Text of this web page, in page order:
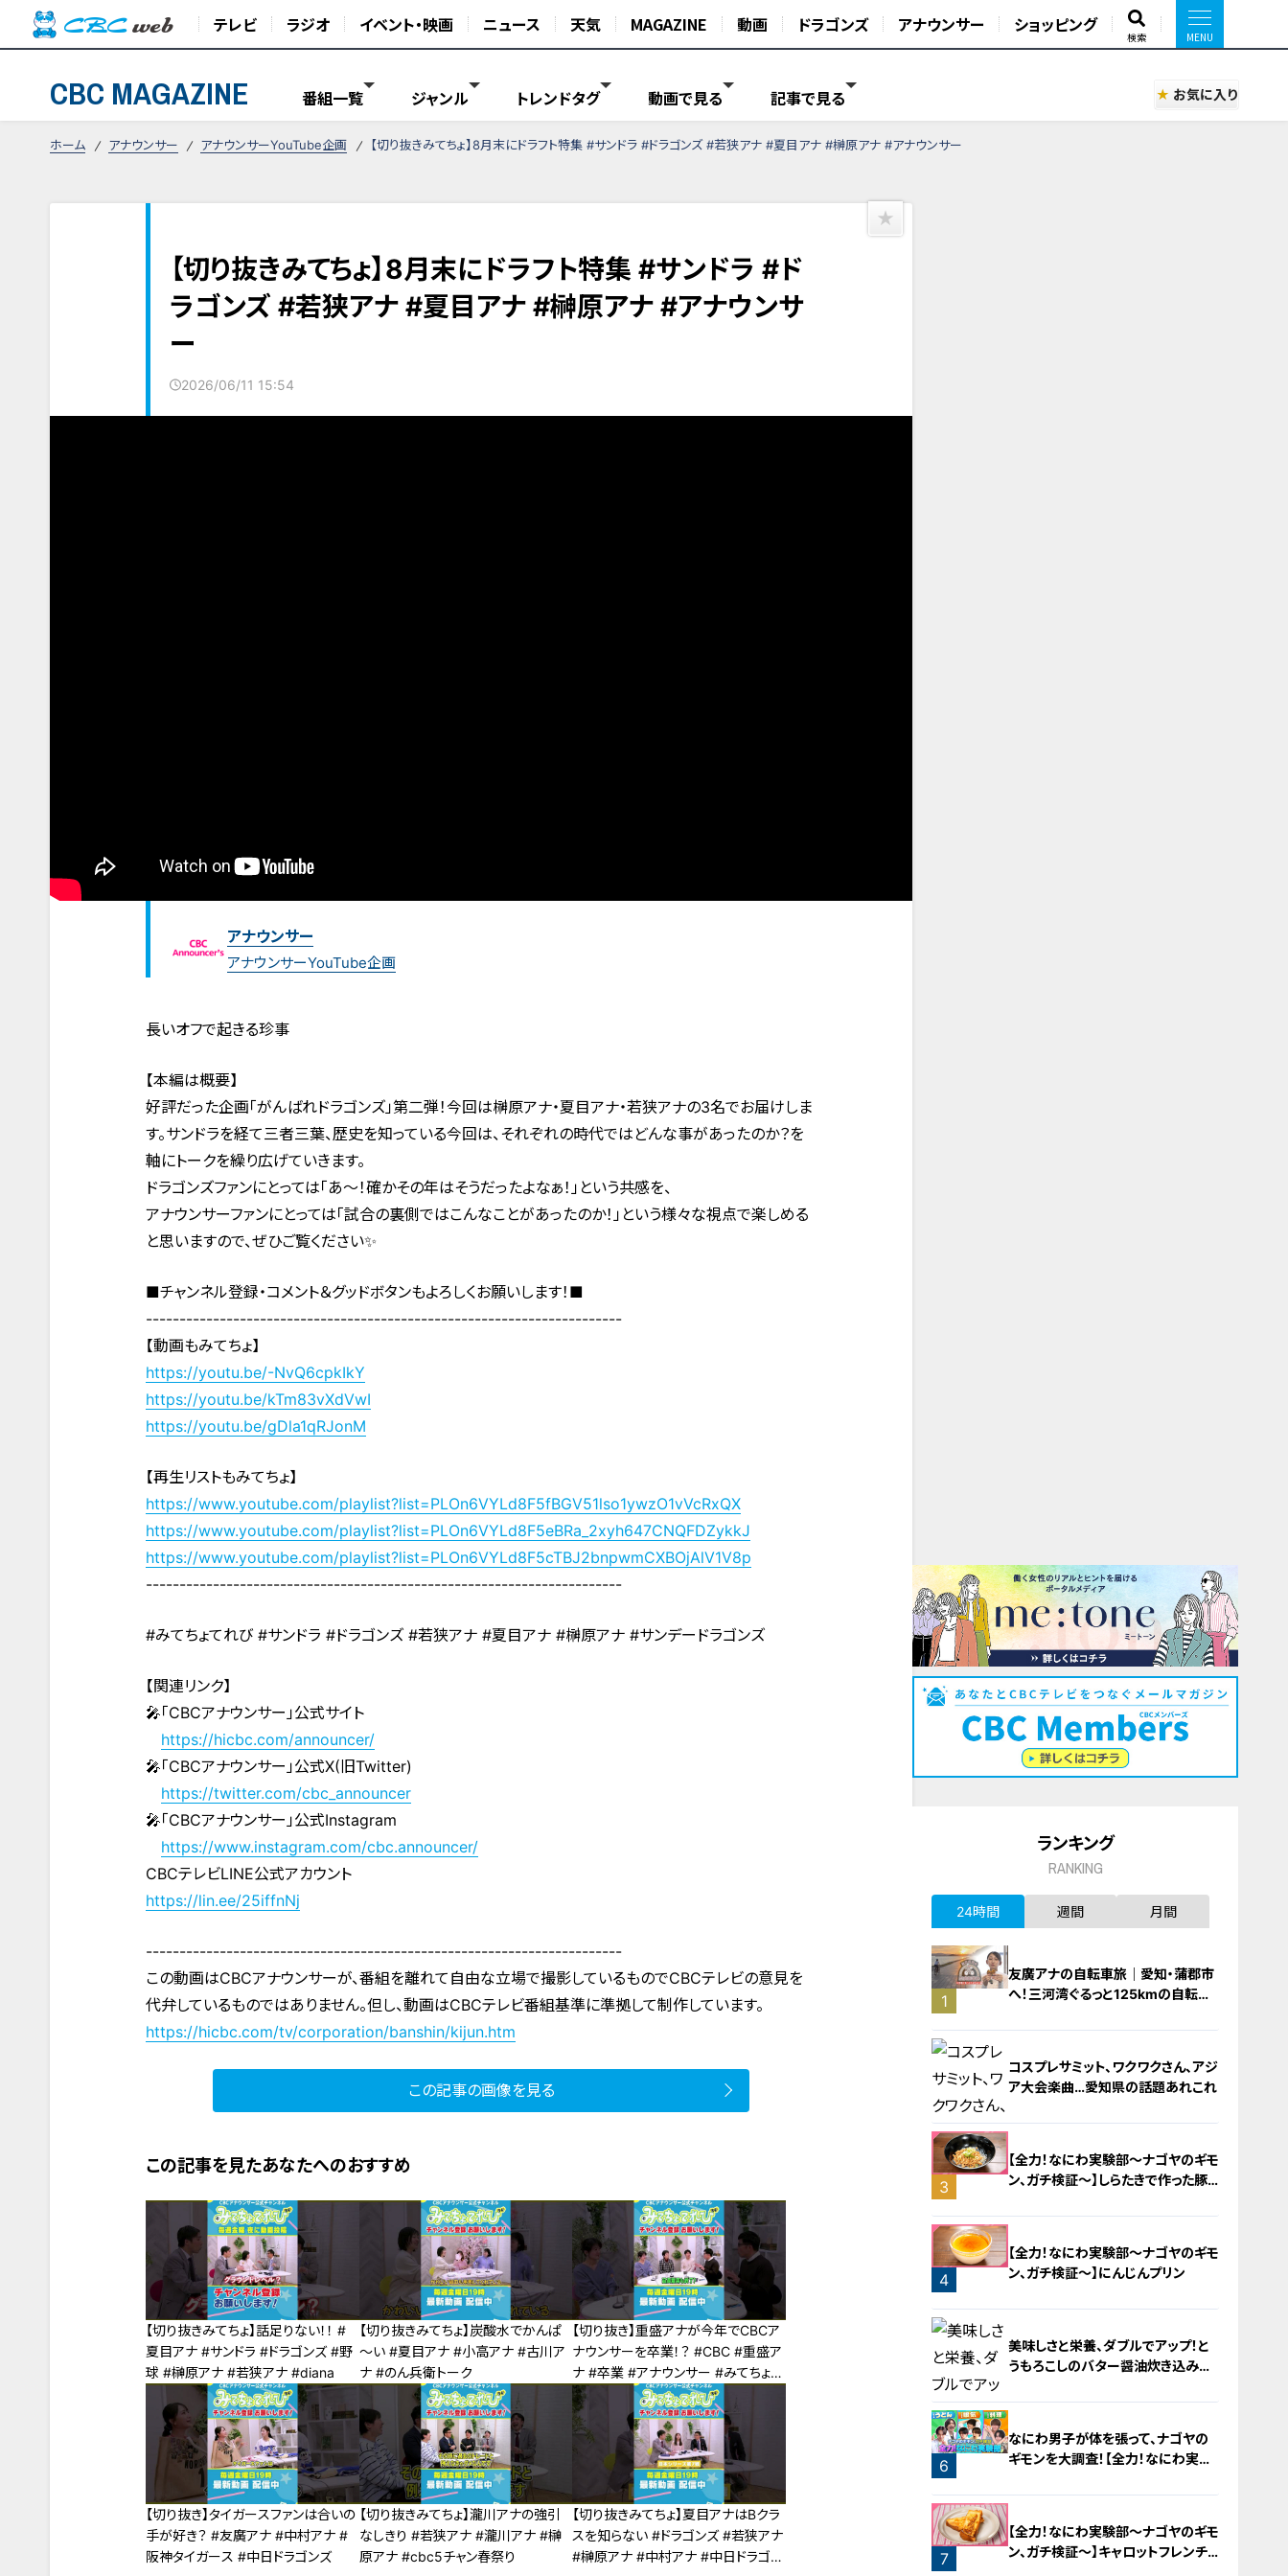
テレビ ラジオ イベント・映画 ニュース 天気 MAGAZINE 動画 ドラゴンズ アナウンサー ショッピング
検索
CBC MAGAZINE 番組一覧 ジャンル トレンドタグ 動画で見る 記事で見る お気に入り
ホーム アナウンサー アナウンサーYouTube企画 【切り抜きみてちょ】8月末にドラフト特集 #サンドラ #ドラゴンズ #若狭アナ #夏目アナ #榊原アナ #アナウンサー
【切り抜きみてちょ】8月末にドラフト特集 #サンドラ #ド
ラゴンズ #若狭アナ #夏目アナ #榊原アナ #アナウンサ
ー
2026/06/11 15:54
アナウンサー
アナウンサーYouTube企画
長いオフで起きる珍事
【本編は概要】
好評だった企画「がんばれドラゴンズ」第二弾！今回は榊原アナ・夏目アナ・若狭アナの3名でお届けしま
す。サンドラを経て三者三葉、歴史を知っている今回は、それぞれの時代ではどんな事があったのか？を
軸にトークを繰り広げていきます。
ドラゴンズファンにとっては「あ～！確かその年はそうだったよなぁ！」という共感を、
アナウンサーファンにとっては「試合の裏側ではこんなことがあったのか！」という様々な視点で楽しめる
と思いますので、ぜひご覧ください✨
■チャンネル登録・コメント＆グッドボタンもよろしくお願いします！■
-----------------------------------------------------------------------
【動画もみてちょ】
https://youtu.be/-NvQ6cpkIkY
https://youtu.be/kTm83vXdVwI
https://youtu.be/gDla1qRJonM
【再生リストもみてちょ】
https://www.youtube.com/playlist?list=PLOn6VYLd8F5fBGV51lso1ywzO1vVcRxQX
https://www.youtube.com/playlist?list=PLOn6VYLd8F5eBRa_2xyh647CNQFDZykkJ
https://www.youtube.com/playlist?list=PLOn6VYLd8F5cTBJ2bnpwmCXBOjAlV1V8p
-----------------------------------------------------------------------
#みてちょてれび #サンドラ #ドラゴンズ #若狭アナ #夏目アナ #榊原アナ #サンデードラゴンズ
【関連リンク】
🎤「CBCアナウンサー」公式サイト
https://hicbc.com/announcer/
🎤「CBCアナウンサー」公式X(旧Twitter)
https://twitter.com/cbc_announcer
🎤「CBCアナウンサー」公式Instagram
https://www.instagram.com/cbc.announcer/
CBCテレビLINE公式アカウント
https://lin.ee/25iffnNj
-----------------------------------------------------------------------
この動画はCBCアナウンサーが、番組を離れて自由な立場で撮影しているものでCBCテレビの意見を
代弁しているものではありません。但し、動画はCBCテレビ番組基準に準拠して制作しています。
https://hicbc.com/tv/corporation/banshin/kijun.htm
この記事の画像を見る
この記事を見たあなたへのおすすめ
【切り抜きみてちょ】話足りない！！ #
夏目アナ #サンドラ #ドラゴンズ #野
球 #榊原アナ #若狭アナ #diana
【切り抜きみてちょ】炭酸水でかんぱ
～い #夏目アナ #小高アナ #古川ア
ナ #のん兵衛トーク
【切り抜き】重盛アナが今年でCBCア
ナウンサーを卒業！？ #CBC #重盛ア
ナ #卒業 #アナウンサー #みてちょて
れび
【切り抜き】タイガースファンは合いの
手が好き？ #友廣アナ #中村アナ #
阪神タイガース #中日ドラゴンズ
【切り抜きみてちょ】瀧川アナの強引
なしきり #若狭アナ #瀧川アナ #榊
原アナ #cbc5チャン春祭り
【切り抜きみてちょ】夏目アナはBクラ
スを知らない #ドラゴンズ #若狭アナ
#榊原アナ #中村アナ #中日ドラゴン
ランキング
RANKING
24時間 週間 月間
1
友廣アナの自転車旅｜愛知・蒲郡市
へ！三河湾ぐるっと125kmの自転車
2
コスプレサミット、ワクワクさん、アジ
ア大会楽曲…愛知県の話題あれこれ
3
【全力！なにわ実験部～ナゴヤのギモ
ン、ガチ検証～】しらたきで作った豚
4
【全力！なにわ実験部～ナゴヤのギモ
ン、ガチ検証～】にんじんプリン
5
美味しさと栄養、ダブルでアップ！と
うもろこしのバター醤油炊き込みご
6
なにわ男子が体を張って、ナゴヤの
ギモンを大調査！【全力！なにわ実験
7
【全力！なにわ実験部～ナゴヤのギモ
ン、ガチ検証～】キャロットフレンチ